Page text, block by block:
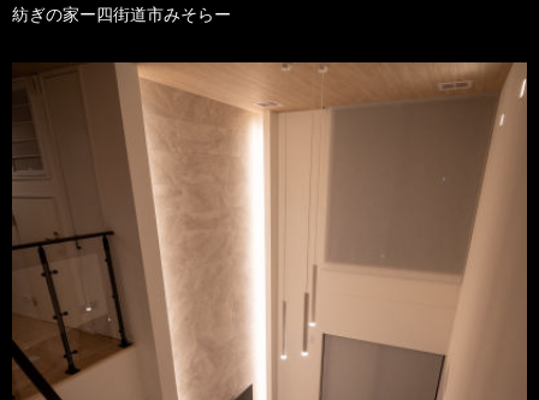
紡ぎの家ー四街道市みそらー